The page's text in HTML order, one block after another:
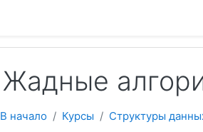
Жадные
В начало Курсы Структуры